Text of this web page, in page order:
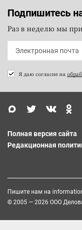
Подпишитесь
Раз в неделю мы
Я даю согласие на
Полная версия сайта
Редакционная
Пишите нам на
© 2005 — 2026 ООО